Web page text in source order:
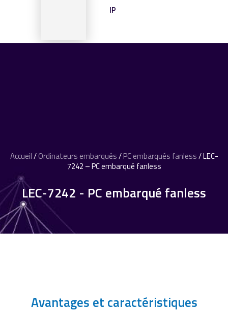
IP
Accueil/Ordinateurs embarqués/PC embarqués fanless/ LEC-
7242 – PC embarqué fanless
LEC-7242 - PC embarqué fanless
Avantages et caractéristiques